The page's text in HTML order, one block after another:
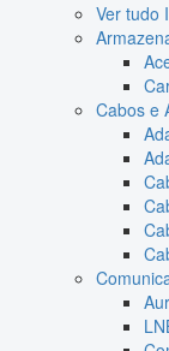
Ver tudo
Cabos e